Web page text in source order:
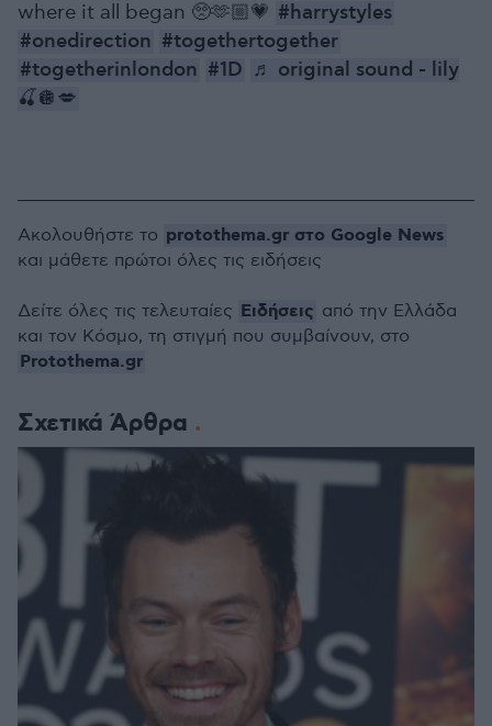
where it all began 🥺🫶🏼💗 #harrystyles
#onedirection #togethertogether
#togetherinlondon #1D ♬ original sound - lily
🍒🪩💋
Σχετικά Άρθρα
Ακολουθήστε το protothema.gr στο Google News
και μάθετε πρώτοι όλες τις ειδήσεις
Δείτε όλες τις τελευταίες Ειδήσεις από την Ελλάδα
και τον Κόσμο, τη στιγμή που συμβαίνουν, στο
Protothema.gr